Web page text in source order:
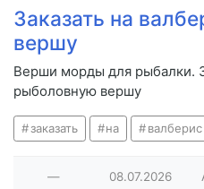
Заказать на
вершу
Верши морды для рыбалки.
рыболовную вершу
заказать на валберис
— 08.07.2026